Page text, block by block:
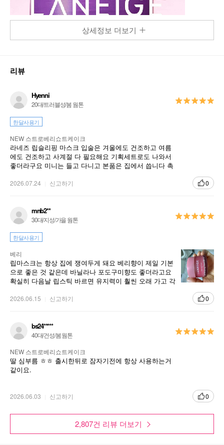
상세정보 더보기
리뷰
Hyenni
20대/트러블성/봄 웜톤
한달사용기
NEW 스트로베리쇼트케이크
라네즈 립슬리핑 마스크 입술은 겨울에도 건조하고 여름
에도 건조하고 사계절 다 필요해요 기획세트로도 나와서
좋더라구요 미니는 들고 다니고 본품은 집에서 씁니다 촉
2026.07.24 신고하기 0
mnb2**
30대/지성/가을 웜톤
한달사용기
베리
립마스크는 항상 집에 쟁여두게 돼요 베리향이 제일 기본
으로 좋은 것 같은데 바닐라나 포도구미향도 좋더라고요
확실히 다음날 립스틱 바르면 유지력이 훨씬 오래 가고 각
2026.06.15 신고하기 0
bs24*****
40대/건성/봄 웜톤
NEW 스트로베리쇼트케이크
딸 심부름 ㅎㅎ 출시한뒤로 잠자기전에 항상 사용하는거
같이요.
2026.06.03 신고하기 0
2,807건 리뷰 더보기